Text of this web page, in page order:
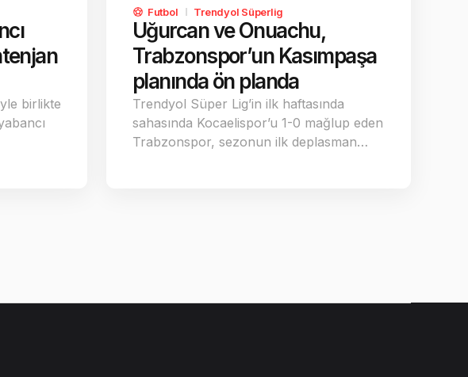
birlikte
Futbol Trendyol Süperlig
Uğurcan ve Onuachu,
Trabzonspor’un Kasımpaşa
planında ön planda
Trendyol Süper Lig’in ilk haftasında
sahasında Kocaelispor’u 1-0 mağlup eden
Trabzonspor, sezonun ilk deplasman…